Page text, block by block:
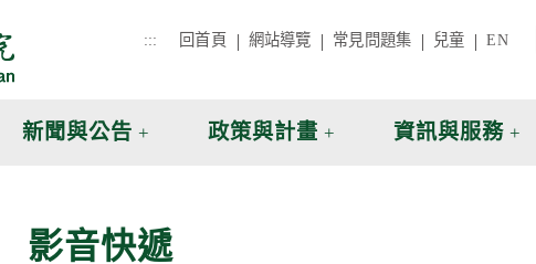
::: 回首頁 網站導覽 常見問題集 兒童 EN
新聞與公告 政策與計畫 資訊與服務
影音快遞